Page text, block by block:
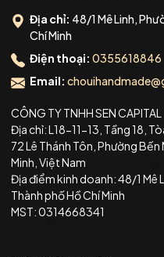
Địa chỉ: 48/1 Mê Linh,
Chí Minh
Điện thoại: 0355618846
Email:
CÔNG TY TNHH SEN CAPITAL
Địa chỉ: L18-11-13, Tầng 18,
72 Lê Thánh Tôn, Phường
Minh, Việt Nam
Địa điểm kinh doanh: 48/1 Mê
Thành phố Hồ Chí Minh
MST: 0314668341